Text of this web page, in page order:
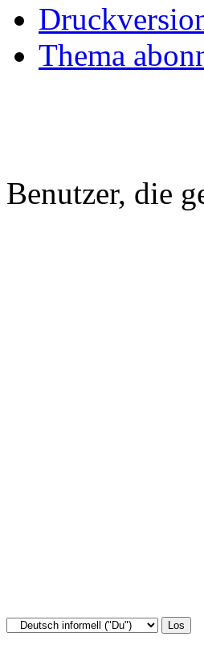
Thema
Benutzer, die